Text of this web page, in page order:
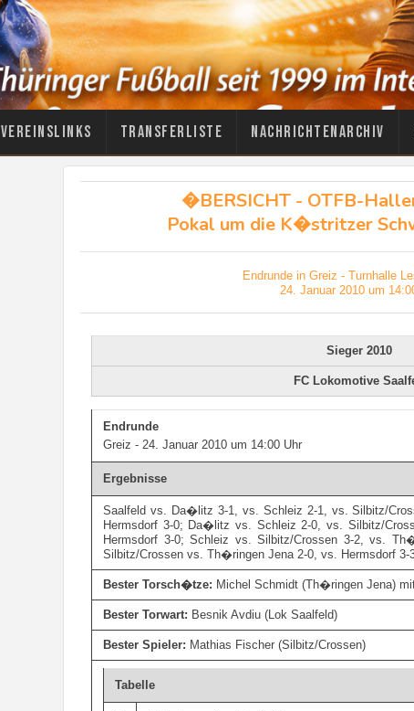
Vereinslinks Transferliste Nachrichtenarchiv
�BERSICHT - OTFB-
Pokal um die K�stritzer
Endrunde in Greiz - Turnhalle
24. Januar 2010 um
Sieger 2010
FC Lokomotive
Endrunde
Greiz - 24. Januar 2010 um 14:00 Uhr
Ergebnisse
Saalfeld vs. Da�litz 3-1, vs. Schleiz 2-1, vs. Silbitz/
Hermsdorf 3-0; Da�litz vs. Schleiz 2-0, vs. Silbitz/
Hermsdorf 3-0; Schleiz vs. Silbitz/Crossen 3-2, vs.
Silbitz/Crossen vs. Th�ringen Jena 2-0, vs. Hermsdorf
Bester Torsch�tze: Michel Schmidt (Th�ringen Jena)
Bester Torwart: Besnik Avdiu (Lok Saalfeld)
Bester Spieler: Mathias Fischer (Silbitz/Crossen)
Tabelle